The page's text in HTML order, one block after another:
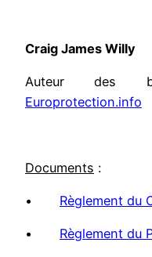
Craig James Willy
Auteur des
Europrotection.info
Documents :
• Règlement du
• Règlement du